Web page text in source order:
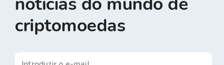
criptomoedas